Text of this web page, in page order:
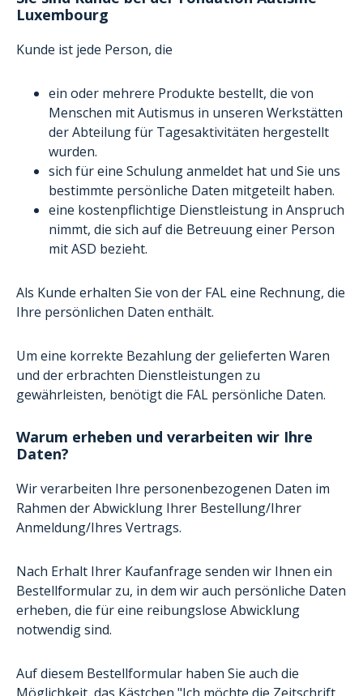
Luxembourg
Kunde ist jede Person, die
ein oder mehrere Produkte bestellt, die von
Menschen mit Autismus in unseren Werkstätten
der Abteilung für Tagesaktivitäten hergestellt
wurden.
sich für eine Schulung anmeldet hat und Sie uns
bestimmte persönliche Daten mitgeteilt haben.
eine kostenpflichtige Dienstleistung in Anspruch
nimmt, die sich auf die Betreuung einer Person
mit ASD bezieht.
Als Kunde erhalten Sie von der FAL eine Rechnung, die
Ihre persönlichen Daten enthält.
Um eine korrekte Bezahlung der gelieferten Waren
und der erbrachten Dienstleistungen zu
gewährleisten, benötigt die FAL persönliche Daten.
Warum erheben und verarbeiten wir Ihre
Daten?
Wir verarbeiten Ihre personenbezogenen Daten im
Rahmen der Abwicklung Ihrer Bestellung/Ihrer
Anmeldung/Ihres Vertrags.
Nach Erhalt Ihrer Kaufanfrage senden wir Ihnen ein
Bestellformular zu, in dem wir auch persönliche Daten
erheben, die für eine reibungslose Abwicklung
notwendig sind.
Auf diesem Bestellformular haben Sie auch die